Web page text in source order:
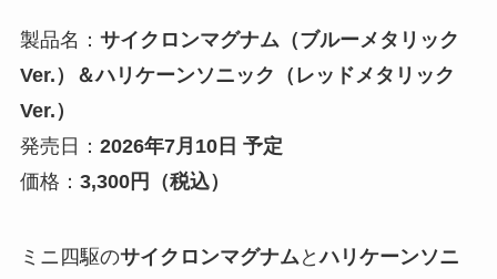
製品名： サイクロンマグナム（ブルーメタリック
Ver.）＆ハリケーンソニック（レッドメタリック
Ver.）
発売日： 2026年7月10日 予定
価格： 3,300円（税込）
ミニ四駆のサイクロンマグナム とハリケーンソニ